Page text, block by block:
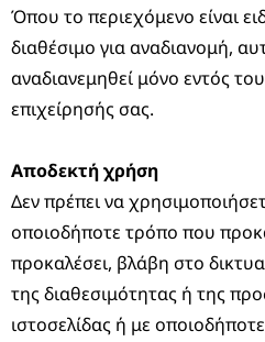
Όπου το περιεχόμενο είναι
διαθέσιμο για αναδιανομή,
αναδιανεμηθεί μόνο εντός
επιχείρησής σας.
Αποδεκτή χρήση
Δεν πρέπει να
οποιοδήποτε τρόπο που
προκαλέσει, βλάβη στο
της διαθεσιμότητας ή της
ιστοσελίδας ή με